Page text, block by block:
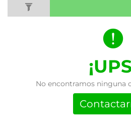
No encontramos ninguna